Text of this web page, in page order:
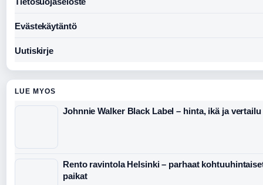
Evästekäytäntö
Uutiskirje
LUE MYOS
Johnnie Walker Black Label – hinta, ikä ja vertailu
Rento ravintola Helsinki – parhaat
paikat